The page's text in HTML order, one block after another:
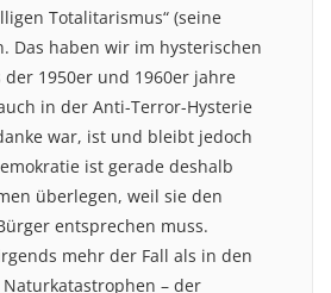
Totalitarismus“ (seine
Das haben wir im hysterischen
1950er und 1960er jahre
in der Anti-Terror-Hysterie
war, ist und bleibt jedoch
ist gerade deshalb
überlegen, weil sie den
entsprechen muss.
mehr der Fall als in den
Naturkatastrophen – der